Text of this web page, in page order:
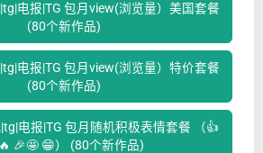
电报|TG 包月view(浏览量）美国套餐
(80个新作品)
电报|TG 包月view(浏览量）特价套餐
(80个新作品)
电报|TG 包月随机积极表情套餐 （👍
🎉🤩 😁） (80个新作品)